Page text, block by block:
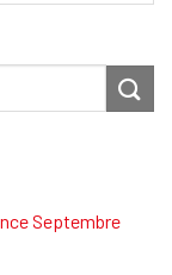
Septembre